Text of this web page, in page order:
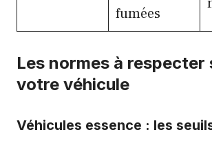
fumées
Les normes à respecter
votre véhicule
Véhicules essence : les